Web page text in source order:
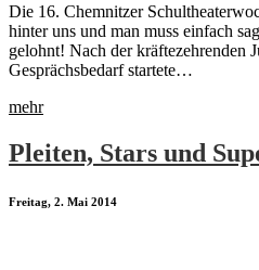
Die 16. Chemnitzer
hinter uns und man muss einfach
gelohnt! Nach der kräftezehrenden
Gesprächsbedarf startete…
mehr
Pleiten, Stars und
Freitag, 2. Mai 2014